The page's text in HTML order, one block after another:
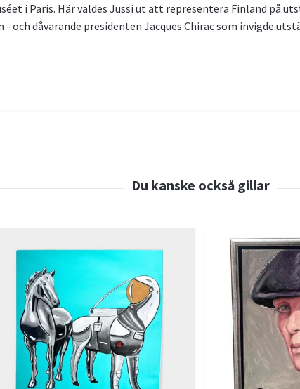
i Paris. Här valdes Jussi ut att representera Finland på
- och dåvarande presidenten Jacques Chirac som invigde